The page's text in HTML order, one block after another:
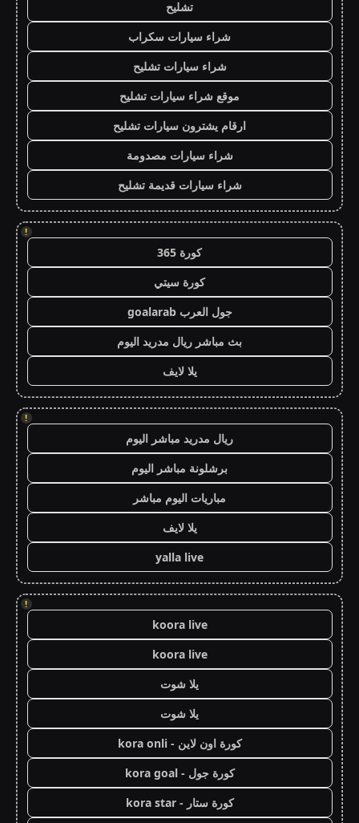
تشليح
شراء سيارات سكراب
شراء سيارات تشليح
موقع شراء سيارات تشليح
ارقام يشترون سيارات تشليح
شراء سيارات مصدومة
شراء سيارات قديمة تشليح
!
كورة 365
كورة سيتي
جول العرب goalarab
بث مباشر ريال مدريد اليوم
يلا لايف
!
ريال مدريد مباشر اليوم
برشلونة مباشر اليوم
مباريات اليوم مباشر
يلا لايف
yalla live
!
koora live
koora live
يلا شوت
يلا شوت
كورة اون لاين - kora onli
كورة جول - kora goal
كورة ستار - kora star